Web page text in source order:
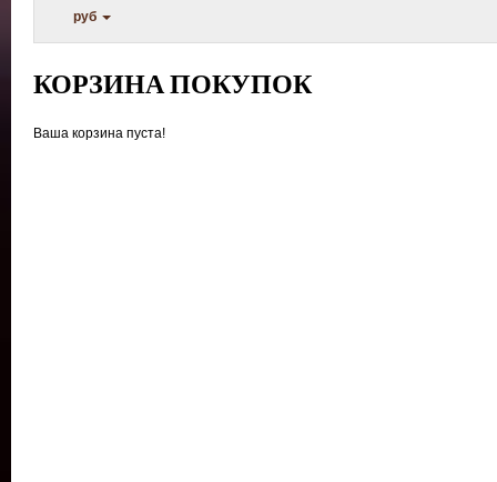
руб
КОРЗИНА ПОКУПОК
Ваша корзина пуста!